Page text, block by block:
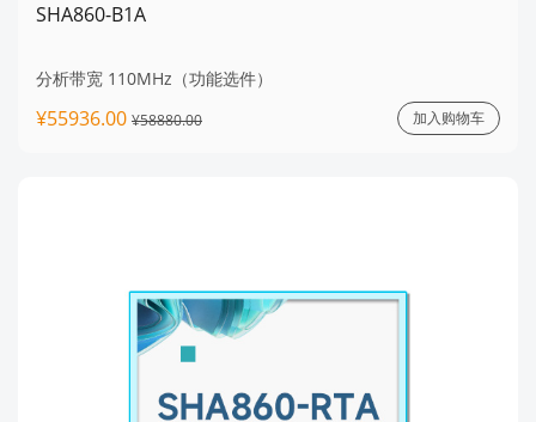
SHA860-B1A
分析带宽 110MHz（功能选件）
¥55936.00 ¥58880.00 加入购物车